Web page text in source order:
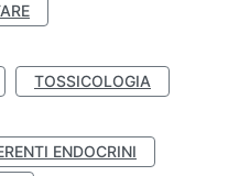
TOSSICOLOGIA
ENDOCRINI